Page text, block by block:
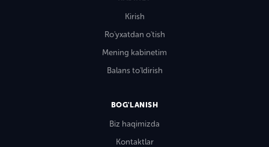
Kirish
Ro'yxatdan o'tish
Mening kabinetim
Balans to'ldirish
BOG'LANISH
Biz haqimizda
Kontaktlar